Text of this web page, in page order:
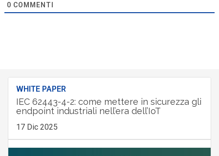
0 COMMENTI
WHITE PAPER
IEC 62443-4-2: come mettere in sicurezza gli
endpoint industriali nell’era dell’IoT
17 Dic 2025